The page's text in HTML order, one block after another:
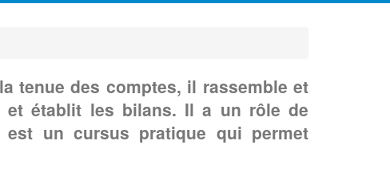
tenue des comptes, il rassemble et
et établit les bilans. Il a un rôle de
un cursus pratique qui permet